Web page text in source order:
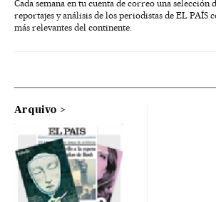
Cada semana en tu cuenta de correo una selección
reportajes y análisis de los periodistas de EL PAÍS
más relevantes del continente.
Arquivo